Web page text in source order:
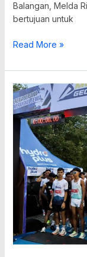
Balangan, Melda
bertujuan untuk
Read More »
Ribuan
Peserta
Meriahkan
Meratus
Geopark
Run
2025
Banjarbaru